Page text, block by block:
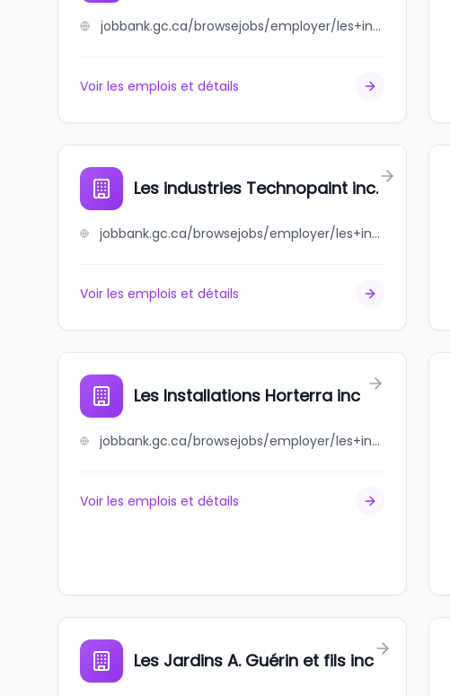
jobbank.gc.ca/browsejobs/employer/les+industries+pro-tac/ca
Voir les emplois et détails
Les industries Technopaint inc.
jobbank.gc.ca/browsejobs/employer/les+industries+technopaint+inc./ca
Voir les emplois et détails
Les Installations Horterra inc
jobbank.gc.ca/browsejobs/employer/les+installations+horterra+inc/ca
Voir les emplois et détails
Les Jardins A. Guérin et fils inc